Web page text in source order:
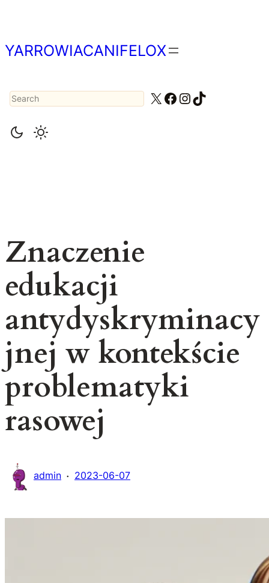
treści
YARROWIACANIFELOX
Search X Facebook
Instagram
TikTok
Znaczenie
edukacji
antydyskryminacy
jnej w kontekście
problematyki
rasowej
admin · 2023-06-07